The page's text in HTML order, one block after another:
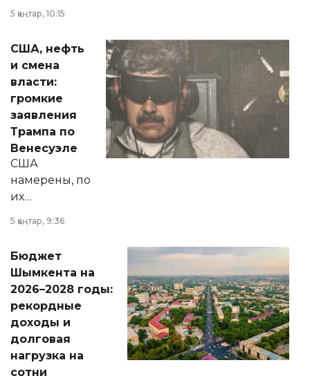
сразу несколько
актуальных тем —
от слухов о
политических
реформах до
вопросов армии,
экономики и
личного здоровья.
5 қаңтар, 10:15
США, нефть
и смена
власти:
громкие
заявления
Трампа по
Венесуэле
США
намерены, по
их
принести
народу
Венесуэлы.
5 қаңтар, 9:36
Бюджет
Шымкента на
2026–2028 годы:
рекордные
доходы и
долговая
нагрузка на
сотни